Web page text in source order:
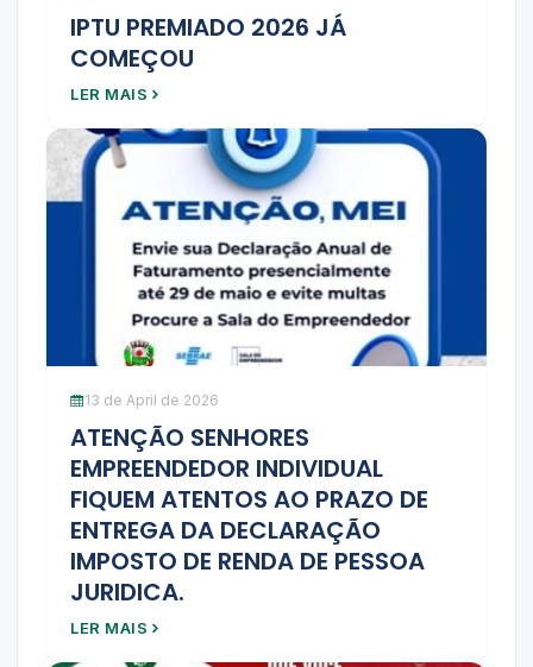
IPTU PREMIADO 2026 JÁ
COMEÇOU
LER MAIS
13 de April de 2026
ATENÇÃO SENHORES
EMPREENDEDOR INDIVIDUAL
FIQUEM ATENTOS AO PRAZO DE
ENTREGA DA DECLARAÇÃO
IMPOSTO DE RENDA DE PESSOA
JURIDICA.
LER MAIS